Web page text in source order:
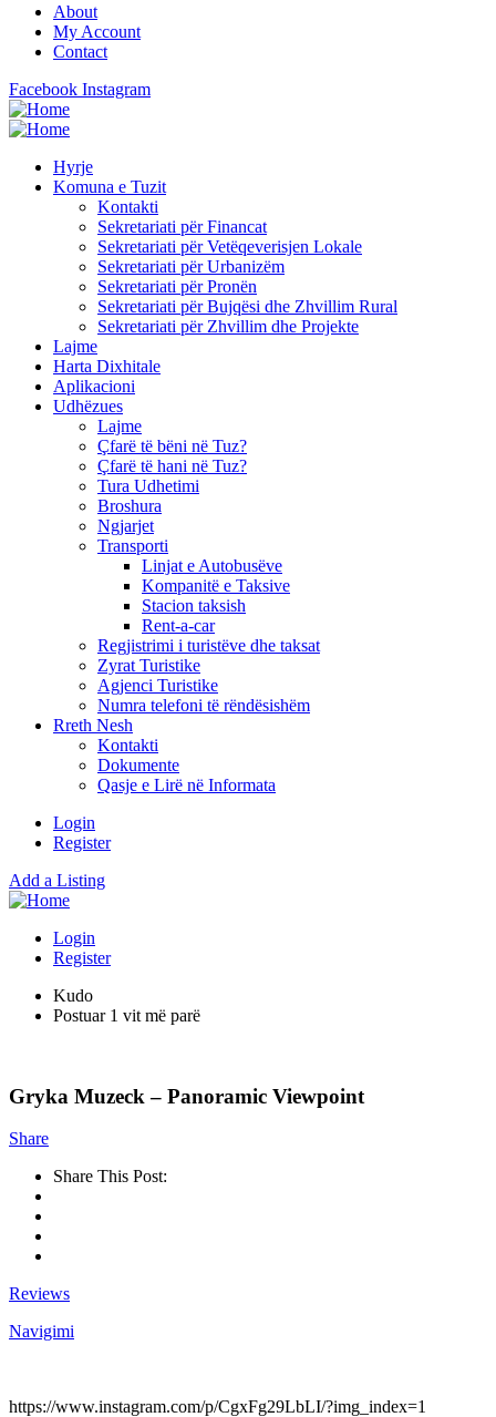
About
My Account
Contact
Facebook Instagram
Hyrje
Komuna e Tuzit
Kontakti
Sekretariati për Financat
Sekretariati për Vetëqeverisjen Lokale
Sekretariati për Urbanizëm
Sekretariati për Pronën
Sekretariati për Bujqësi dhe Zhvillim Rural
Sekretariati për Zhvillim dhe Projekte
Lajme
Harta Dixhitale
Aplikacioni
Udhëzues
Lajme
Çfarë të bëni në Tuz?
Çfarë të hani në Tuz?
Tura Udhetimi
Broshura
Ngjarjet
Transporti
Linjat e Autobusëve
Kompanitë e Taksive
Stacion taksish
Rent-a-car
Regjistrimi i turistëve dhe taksat
Zyrat Turistike
Agjenci Turistike
Numra telefoni të rëndësishëm
Rreth Nesh
Kontakti
Dokumente
Qasje e Lirë në Informata
Login
Register
Add a Listing
Login
Register
Kudo
Postuar 1 vit më parë
Gryka Muzeck – Panoramic Viewpoint
Share
Share This Post:
Reviews
Navigimi
https://www.instagram.com/p/CgxFg29LbLI/?img_index=1